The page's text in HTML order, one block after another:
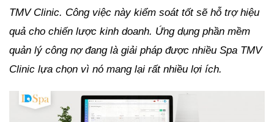
TMV Clinic. Công việc này kiểm soát tốt sẽ hỗ trợ hiệu
quả cho chiến lược kinh doanh. Ứng dụng phần mềm
quản lý công nợ đang là giải pháp được nhiều Spa TMV
Clinic lựa chọn vì nó mang lại rất nhiều lợi ích.